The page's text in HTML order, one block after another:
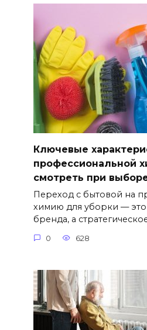
Ключевые
профессиональной
смотреть при
Переход с бытовой на
химию для уборки —
бренда, а
0 628